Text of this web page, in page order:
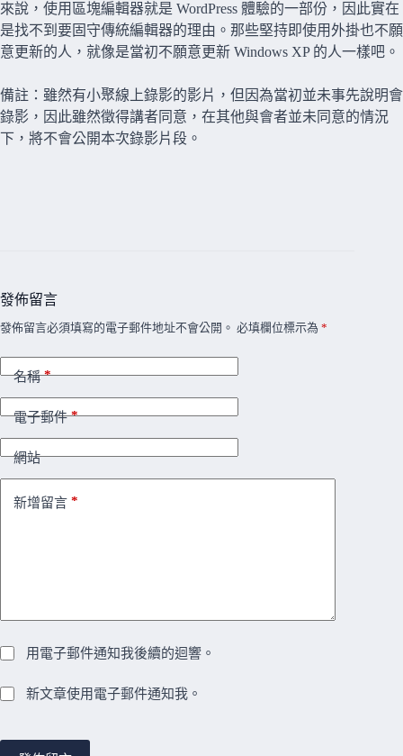
來說，使用區塊編輯器就是 WordPress 體驗的一部份，因此實在
是找不到要固守傳統編輯器的理由。那些堅持即使用外掛也不願
意更新的人，就像是當初不願意更新 Windows XP 的人一樣吧。
備註：雖然有小聚線上錄影的影片，但因為當初並未事先說明會
錄影，因此雖然徵得講者同意，在其他與會者並未同意的情況
下，將不會公開本次錄影片段。
發佈留言
發佈留言必須填寫的電子郵件地址不會公開。 必填欄位標示為 *
名稱*
電子郵件*
網站
新增留言 *
用電子郵件通知我後續的迴響。
新文章使用電子郵件通知我。